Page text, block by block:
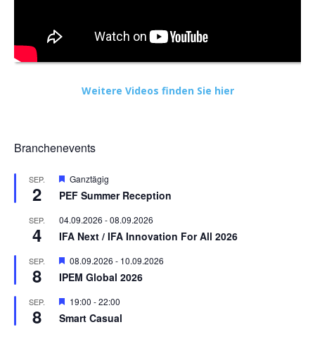
Weitere Videos finden Sie hier
Branchenevents
SEP.
2
Hervorgehoben
Ganztägig
PEF Summer Reception
SEP.
4
04.09.2026 -08.09.2026
IFA Next / IFA Innovation For All 2026
SEP.
8
Hervorgehoben
08.09.2026 - 10.09.2026
IPEM Global 2026
SEP.
8
Hervorgehoben
19:00 -22:00
Smart Casual